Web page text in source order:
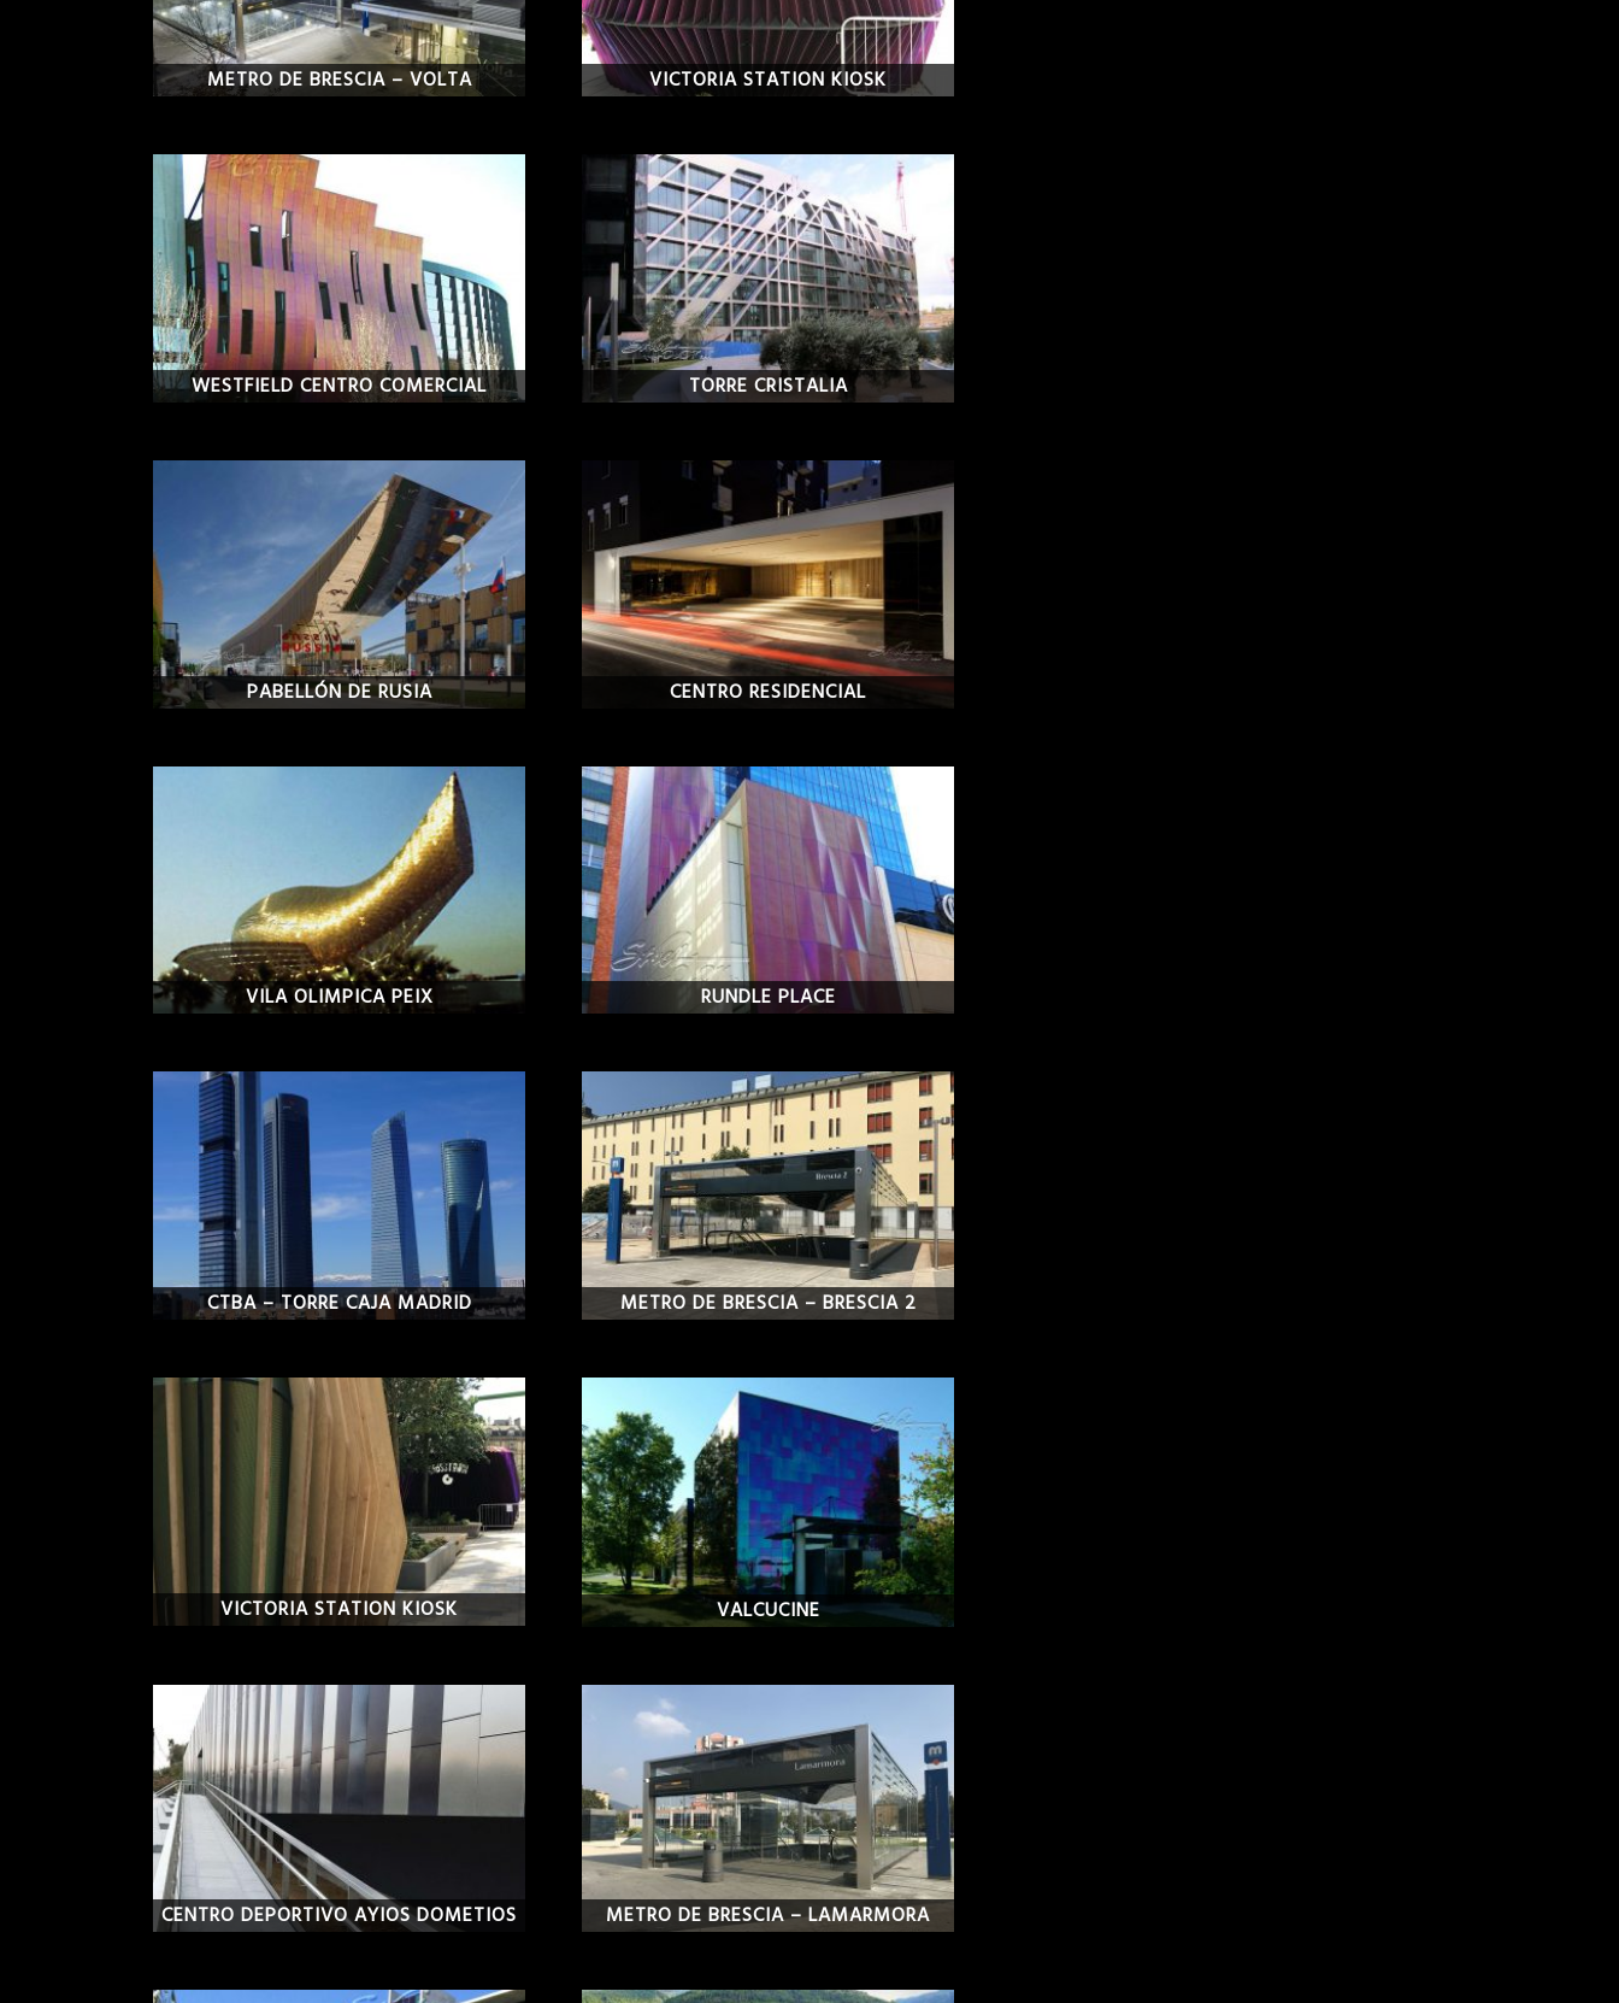
METRO DE BRESCIA – VOLTA VICTORIA STATION KIOSK
WESTFIELD CENTRO COMERCIAL TORRE CRISTALIA
PABELLÓN DE RUSIA CENTRO RESIDENCIAL
VILA OLIMPICA PEIX RUNDLE PLACE
CTBA – TORRE CAJA MADRID METRO DE BRESCIA – BRESCIA 2
VICTORIA STATION KIOSK VALCUCINE
CENTRO DEPORTIVO AYIOS DOMETIOS METRO DE BRESCIA – LAMARMORA